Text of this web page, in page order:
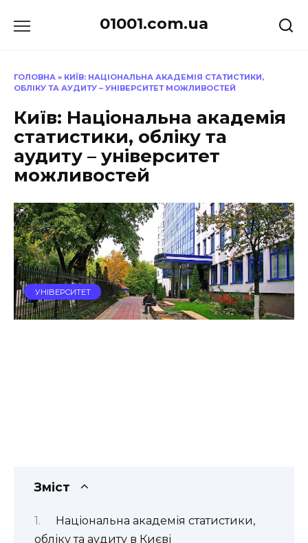
до
01001.com.ua
ГОЛОВНА » КИЇВ: НАЦІОНАЛЬНА АКАДЕМІЯ СТАТИСТИКИ,
ОБЛІКУ ТА АУДИТУ – УНІВЕРСИТЕТ МОЖЛИВОСТЕЙ
Київ: Національна академія
статистики, обліку та
аудиту – університет
можливостей
УНІВЕРСИТЕТ
Зміст
Національна академія статистики,
обліку та аудиту в Києві